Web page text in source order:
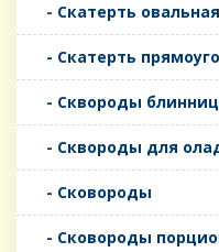
- Скатерть овальная
- Скатерть
- Сквороды
- Сквороды для
- Сковороды
- Сковороды